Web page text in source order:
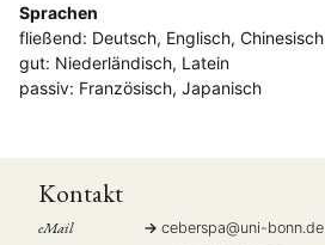
Sprachen
fließend: Deutsch, Englisch, Chinesisch
gut: Niederländisch, Latein
passiv: Französisch, Japanisch
Kontakt
eMail ceberspa@uni-bonn.de